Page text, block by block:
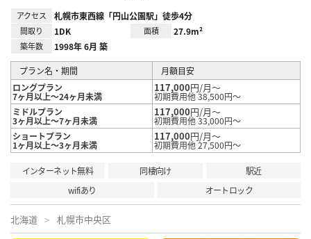
アクセス 札幌市東西線「円山公園駅」徒歩4分
間取り 1DK 面積 27.9m²
築年数 1998年 6月 築
プラン名・期間
月額目安
ロングプラン
7ヶ月以上～24ヶ月未満
117,000円/月～
初期費用他 38,500円～
ミドルプラン
3ヶ月以上～7ヶ月未満
117,000円/月～
初期費用他 33,000円～
ショートプラン
1ヶ月以上～3ヶ月未満
117,000円/月～
初期費用他 27,500円～
インターネット無料 同棲向け
駅近
wifiあり
オートロック
北海道 札幌市中央区